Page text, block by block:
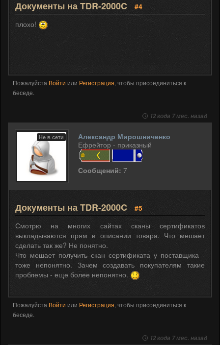
Документы на TDR-2000C
#4
плохо!
Пожалуйста Войти или Регистрация, чтобы присоединиться к
беседе.
12 года 7 мес. назад
Не в сети
Александр Мирошниченко
Ефрейтор - приказный
Сообщений: 7
Документы на TDR-2000C
#5
Смотрю на многих сайтах сканы сертификатов
выкладываются прям в описании товара. Что мешает
сделать так же? Не понятно.
Что мешает получить скан сертификата у поставщика -
тоже непонятно. Зачем создавать покупателям такие
проблемы - еще более непонятно.
Пожалуйста Войти или Регистрация, чтобы присоединиться к
беседе.
12 года 7 мес. назад